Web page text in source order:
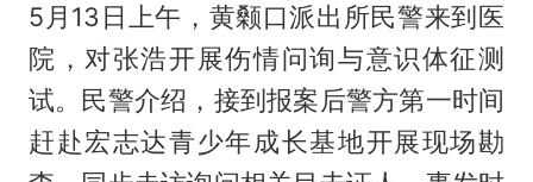
5月13日上午，黄颡口派出所民警来到医
院，对张浩开展伤情问询与意识体征测
试。民警介绍，接到报案后警方第一时间
赶赴宏志达青少年成长基地开展现场勘